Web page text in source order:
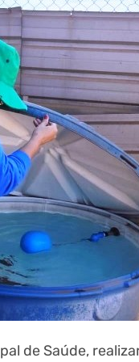
de Saúde,